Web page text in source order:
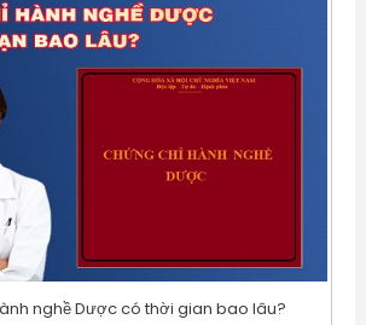
nghề Dược có thời gian bao lâu?